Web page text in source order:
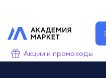
Акции и промокоды